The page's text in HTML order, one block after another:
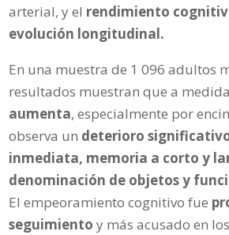
arterial, y el rendimiento
evolución longitudinal.
En una muestra de 1 096 adultos
resultados muestran que a
aumenta, especialmente por
observa un deterioro
inmediata, memoria a corto y
denominación de objetos y
El empeoramiento cognitivo fue
seguimiento y más acusado en